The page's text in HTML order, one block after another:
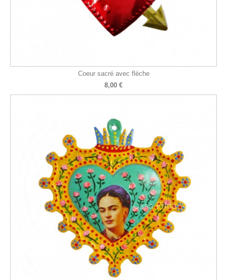
Coeur sacré avec flèche
8,00 €